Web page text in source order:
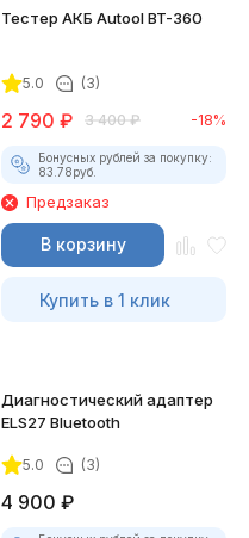
Тестер АКБ Autool BT-360
5.0 (3)
2 790 ₽ 3 400 ₽ -18%
Бонусных рублей за покупку:
83.78руб.
Предзаказ
В корзину
Купить в 1 клик
Диагностический адаптер
ELS27 Bluetooth
5.0 (3)
4 900 ₽